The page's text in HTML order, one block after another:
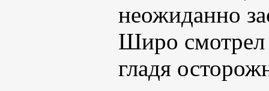
неожиданно
Широ смотрел
гладя